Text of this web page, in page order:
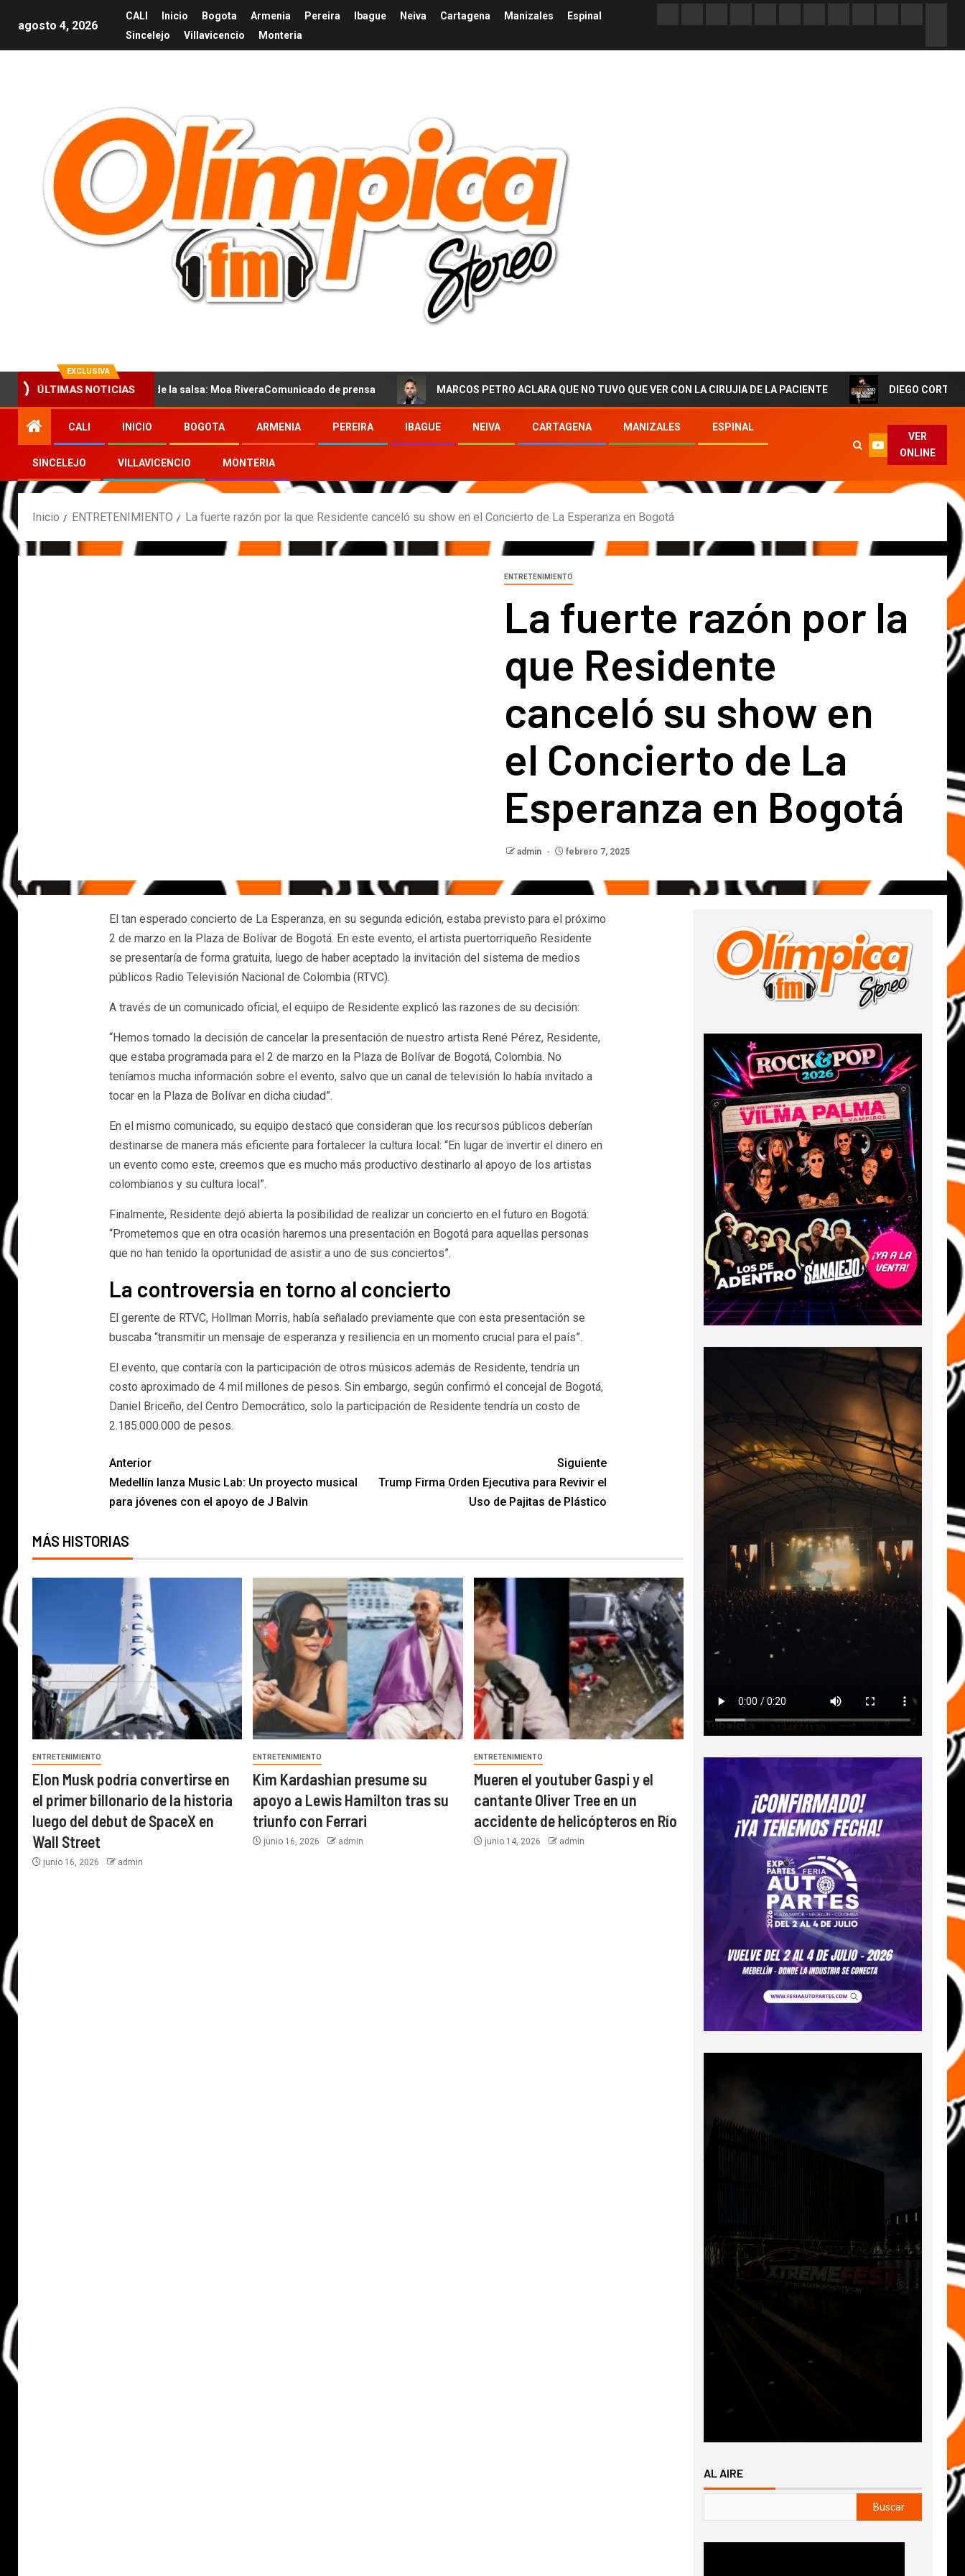
agosto 4, 2026
CALI Inicio Bogota Armenia Pereira Ibague Neiva Cartagena Manizales
Espinal
Sincelejo
Villavicencio Monteria
EXCLUSIVA
ÚLTIMAS NOTICIAS
nueva voz sensual de la salsa: Moa RiveraComunicado de prensa MARCOS PETRO ACLARA QUE NO TUVO QUE VER CON LA CIRUJIA DE LA PACIENTE DIEGO CORTES El Artista
CALI INICIO BOGOTA ARMENIA PEREIRA IBAGUE NEIVA CARTAGENA MANIZALES ESPINAL
SINCELEJO VILLAVICENCIO MONTERIA
VER
ONLINE
Inicio ENTRETENIMIENTO La fuerte razón por la que Residente canceló su show en el Concierto de La Esperanza en Bogotá
ENTRETENIMIENTO
La fuerte razón por la
que Residente
canceló su show en
el Concierto de La
Esperanza en Bogotá
admin febrero 7, 2025
El tan esperado concierto de La Esperanza, en su segunda edición, estaba previsto para el próximo
2 de marzo en la Plaza de Bolívar de Bogotá. En este evento, el artista puertorriqueño Residente
se presentaría de forma gratuita, luego de haber aceptado la invitación del sistema de medios
públicos Radio Televisión Nacional de Colombia (RTVC).
A través de un comunicado oficial, el equipo de Residente explicó las razones de su decisión:
“Hemos tomado la decisión de cancelar la presentación de nuestro artista René Pérez, Residente,
que estaba programada para el 2 de marzo en la Plaza de Bolívar de Bogotá, Colombia. No
teníamos mucha información sobre el evento, salvo que un canal de televisión lo había invitado a
tocar en la Plaza de Bolívar en dicha ciudad”.
En el mismo comunicado, su equipo destacó que consideran que los recursos públicos deberían
destinarse de manera más eficiente para fortalecer la cultura local: “En lugar de invertir el dinero en
un evento como este, creemos que es mucho más productivo destinarlo al apoyo de los artistas
colombianos y su cultura local”.
Finalmente, Residente dejó abierta la posibilidad de realizar un concierto en el futuro en Bogotá:
“Prometemos que en otra ocasión haremos una presentación en Bogotá para aquellas personas
que no han tenido la oportunidad de asistir a uno de sus conciertos”.
La controversia en torno al concierto
El gerente de RTVC, Hollman Morris, había señalado previamente que con esta presentación se
buscaba “transmitir un mensaje de esperanza y resiliencia en un momento crucial para el país”.
El evento, que contaría con la participación de otros músicos además de Residente, tendría un
costo aproximado de 4 mil millones de pesos. Sin embargo, según confirmó el concejal de Bogotá,
Daniel Briceño, del Centro Democrático, solo la participación de Residente tendría un costo de
2.185.000.000 de pesos.
Anterior
Medellín lanza Music Lab: Un proyecto musical
para jóvenes con el apoyo de J Balvin
Siguiente
Trump Firma Orden Ejecutiva para Revivir el
Uso de Pajitas de Plástico
MÁS HISTORIAS
ENTRETENIMIENTO
Elon Musk podría convertirse en
el primer billonario de la historia
luego del debut de SpaceX en
Wall Street
junio 16, 2026 admin
ENTRETENIMIENTO
Kim Kardashian presume su
apoyo a Lewis Hamilton tras su
triunfo con Ferrari
junio 16, 2026 admin
ENTRETENIMIENTO
Mueren el youtuber Gaspi y el
cantante Oliver Tree en un
accidente de helicópteros en Río
junio 14, 2026 admin
AL AIRE
Buscar